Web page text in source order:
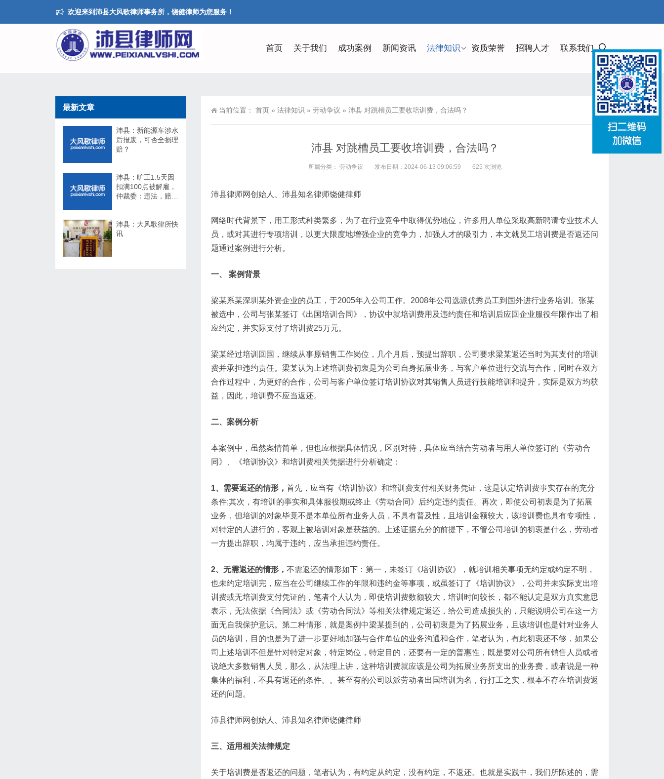
欢迎来到沛县大风歌律师事务所，饶健律师为您服务！
首页 关于我们 成功案例 新闻资讯 法律知识 资质荣誉 招聘人才 联系我们
当前位置： 首页 » 法律知识 » 劳动争议 » 沛县 对跳槽员工要收培训费，合法吗？
沛县 对跳槽员工要收培训费，合法吗？
所属分类： 劳动争议 发布日期：2024-06-13 09:06:59 625 次浏览
沛县律师网创始人、沛县知名律师饶健律师
网络时代背景下，用工形式种类繁多，为了在行业竞争中取得优势地位，许多用人单位采取高新聘请专业技术人
员，或对其进行专项培训，以更大限度地增强企业的竞争力，加强人才的吸引力，本文就员工培训费是否返还问
题通过案例进行分析。
一、 案例背景
梁某系某深圳某外资企业的员工，于2005年入公司工作。2008年公司选派优秀员工到国外进行业务培训。张某
被选中，公司与张某签订《出国培训合同》，协议中就培训费用及违约责任和培训后应回企业服役年限作出了相
应约定，并实际支付了培训费25万元。
梁某经过培训回国，继续从事原销售工作岗位，几个月后，预提出辞职，公司要求梁某返还当时为其支付的培训
费并承担违约责任。梁某认为上述培训费初衷是为公司自身拓展业务，与客户单位进行交流与合作，同时在双方
合作过程中，为更好的合作，公司与客户单位签订培训协议对其销售人员进行技能培训和提升，实际是双方均获
益，因此，培训费不应当返还。
二、案例分析
本案例中，虽然案情简单，但也应根据具体情况，区别对待，具体应当结合劳动者与用人单位签订的《劳动合
同》、《培训协议》和培训费相关凭据进行分析确定：
1、需要返还的情形， 首先，应当有《培训协议》和培训费支付相关财务凭证，这是认定培训费事实存在的充分
条件;其次，有培训的事实和具体服役期或终止《劳动合同》后约定违约责任。再次，即使公司初衷是为了拓展
业务，但培训的对象毕竟不是本单位所有业务人员，不具有普及性，且培训金额较大，该培训费也具有专项性，
对特定的人进行的，客观上被培训对象是获益的。上述证据充分的前提下，不管公司培训的初衷是什么，劳动者
一方提出辞职，均属于违约，应当承担违约责任。
2、无需返还的情形， 不需返还的情形如下：第一，未签订《培训协议》，就培训相关事项无约定或约定不明，
也未约定培训完，应当在公司继续工作的年限和违约金等事项，或虽签订了《培训协议》，公司并未实际支出培
训费或无培训费支付凭证的，笔者个人认为，即使培训费数额较大，培训时间较长，都不能认定是双方真实意思
表示，无法依据《合同法》或《劳动合同法》等相关法律规定返还，给公司造成损失的，只能说明公司在这一方
面无自我保护意识。第二种情形，就是案例中梁某提到的，公司初衷是为了拓展业务，且该培训也是针对业务人
员的培训，目的也是为了进一步更好地加强与合作单位的业务沟通和合作，笔者认为，有此初衷还不够，如果公
司上述培训不但是针对特定对象，特定岗位，特定目的，还要有一定的普惠性，既是要对公司所有销售人员或者
说绝大多数销售人员，那么，从法理上讲，这种培训费就应该是公司为拓展业务所支出的业务费，或者说是一种
集体的福利，不具有返还的条件。。甚至有的公司以派劳动者出国培训为名，行打工之实，根本不存在培训费返
还的问题。
沛县律师网创始人、沛县知名律师饶健律师
三、适用相关法律规定
关于培训费是否返还的问题，笔者认为，有约定从约定，没有约定，不返还。也就是实践中，我们所陈述的，需
最新文章
沛县：新能源车涉水
后报废，可否全损理
赔？
沛县：旷工1.5天因
扣满100点被解雇，
仲裁委：违法，赔
沛县：大风歌律所快
讯